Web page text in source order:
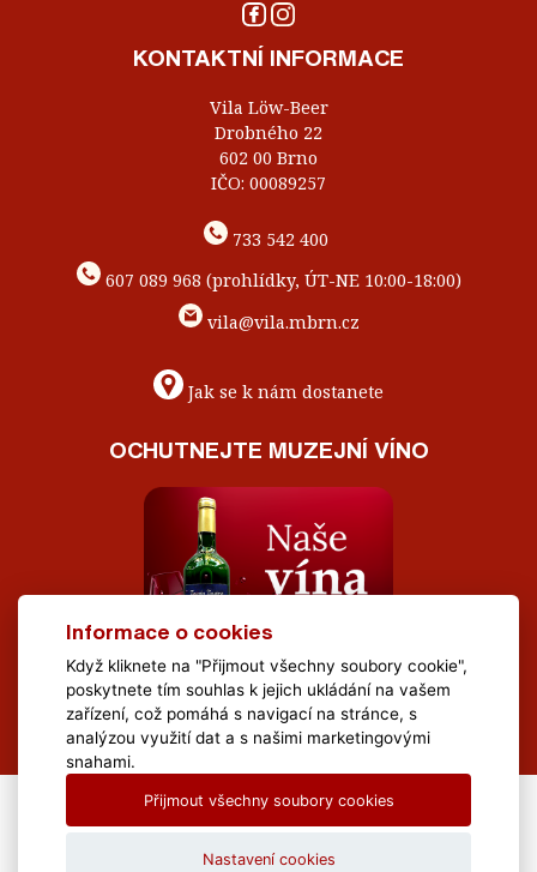
KONTAKTNÍ INFORMACE
Vila Löw-Beer
Drobného 22
602 00 Brno
IČO: 00089257
733 542 400
607 089 968 (prohlídky, ÚT-NE 10:00-18:00)
vila@vila.mbrn.cz
Jak se k nám dostanete
OCHUTNEJTE MUZEJNÍ VÍNO
All Rights Reserved Muzeum Brněnska © 2020, Webdesign by
Informace o cookies
Když kliknete na "Přijmout všechny soubory cookie",
poskytnete tím souhlas k jejich ukládání na vašem
zařízení, což pomáhá s navigací na stránce, s
analýzou využití dat a s našimi marketingovými
snahami.
Přijmout všechny soubory cookies
Nastavení cookies